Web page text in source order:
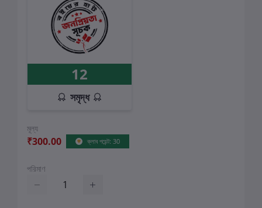
12
সমৃদ্ধ
মূল্য
₹300.00 ক্লাব পয়েন্ট: 30
পরিমাণ